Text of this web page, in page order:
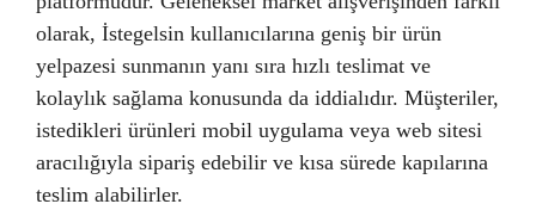
olarak, İstegelsin kullanıcılarına geniş bir ürün
yelpazesi sunmanın yanı sıra hızlı teslimat ve
kolaylık sağlama konusunda da iddialıdır. Müşteriler,
istedikleri ürünleri mobil uygulama veya web sitesi
aracılığıyla sipariş edebilir ve kısa sürede kapılarına
teslim alabilirler.